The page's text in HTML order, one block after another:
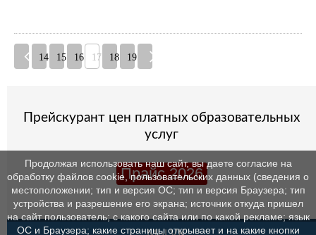
14 15 16 17 18 19
Прейскурант цен платных образовательных
услуг
Прайс 2026
Продолжая использовать наш сайт, вы даете согласие на
обработку файлов cookie, пользовательских данных (сведения о
местоположении; тип и версия ОС; тип и версия Браузера; тип
устройства и разрешение его экрана; источник откуда пришел
на сайт пользователь; с какого сайта или по какой рекламе; язык
ОС и Браузера; какие страницы открывает и на какие кнопки